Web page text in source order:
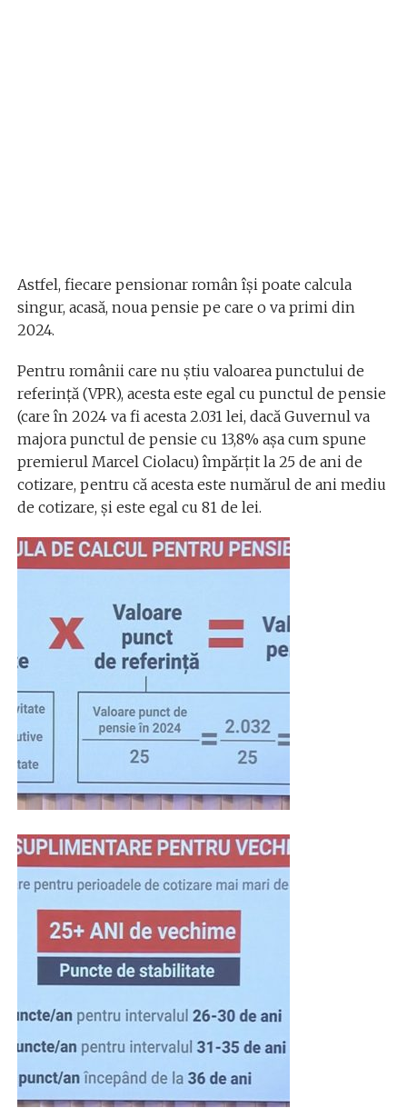
Astfel, fiecare pensionar român îşi poate calcula
singur, acasă, noua pensie pe care o va primi din
2024.
Pentru românii care nu ştiu valoarea punctului de
referință (VPR), acesta este egal cu punctul de pensie
(care în 2024 va fi acesta 2.031 lei, dacă Guvernul va
majora punctul de pensie cu 13,8% așa cum spune
premierul Marcel Ciolacu) împărțit la 25 de ani de
cotizare, pentru că acesta este numărul de ani mediu
de cotizare, şi este egal cu 81 de lei.